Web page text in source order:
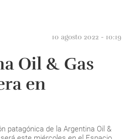
10 agosto 2022 - 10:19
Oil & Gas
en
patagónica de la Argentina Oil &